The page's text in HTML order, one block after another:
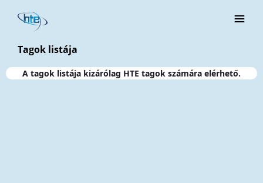
Ugrás a fő tartalomhoz
Tagok listája
A tagok listája kizárólag HTE tagok számára elérhető.